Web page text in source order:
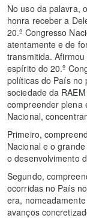
No uso da palavra,
honra receber a
20.º Congresso
atentamente e de
transmitida.
espírito do 20.º
políticas do País no
sociedade da
compreender plena
Nacional,
Primeiro,
Nacional e o
o desenvolvimento
Segundo,
ocorridas no País
era,
avanços